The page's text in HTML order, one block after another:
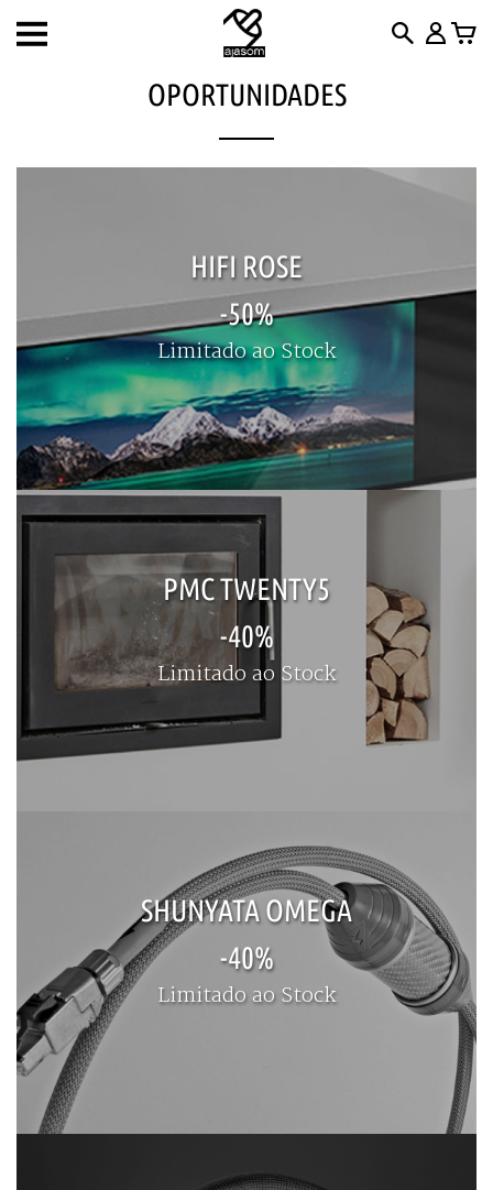
Toggle
OPORTUNIDADES
HIFI ROSE
-50%
Limitado ao Stock
PMC TWENTY5
-40%
Limitado ao Stock
SHUNYATA OMEGA
-40%
Limitado ao Stock